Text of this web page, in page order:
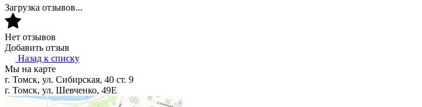
Загрузка отзывов...
Нет отзывов
Добавить отзыв
Назад к списку
Мы на карте
г. Томск, ул. Сибирская, 40 ст. 9
г. Томск, ул. Шевченко, 49Е